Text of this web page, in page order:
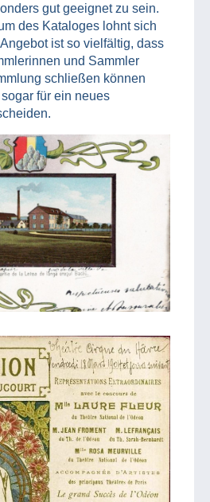
gut geeignet zu sein.
des Kataloges lohnt sich
ist so vielfältig, dass
und Sammler
schließen können
für ein neues